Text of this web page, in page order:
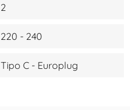
2
220 - 240
Tipo C - Europlug